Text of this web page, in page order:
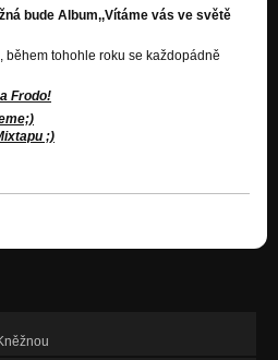
bude Album,,Vítáme vás ve světě
během tohohle roku se každopádně
Frodo!
;)